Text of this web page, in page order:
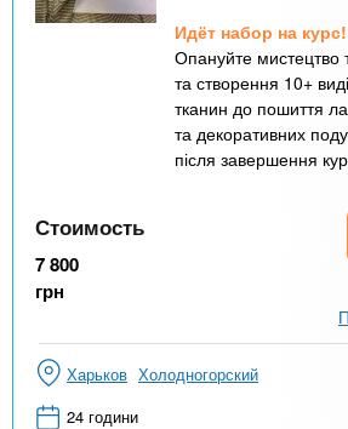
Идёт набор на курс!
Опануйте мистецтво
та створення 10+
тканин до пошиття
та декоративних
після завершення
Стоимость
7 800
грн
Харьков Холодногорский
24 години